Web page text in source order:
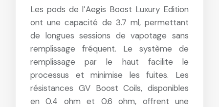
Les pods de l’Aegis Boost Luxury Edition
ont une capacité de 3.7 ml, permettant
de longues sessions de vapotage sans
remplissage fréquent. Le système de
remplissage par le haut facilite le
processus et minimise les fuites. Les
résistances GV Boost Coils, disponibles
en 0.4 ohm et 0.6 ohm, offrent une